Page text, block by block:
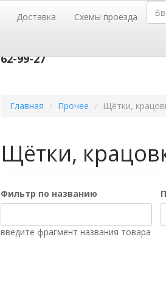
Доставка Схемы проезда
г.
62-99-27
Главная Прочее Щётки,
Щётки,
Фильтр по названию
введите фрагмент названия товара